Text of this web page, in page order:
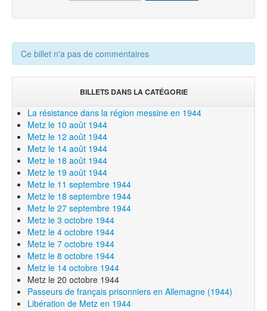
Ce billet n'a pas de commentaires
BILLETS DANS LA CATÉGORIE
La résistance dans la région messine en 1944
Metz le 10 août 1944
Metz le 12 août 1944
Metz le 14 août 1944
Metz le 18 août 1944
Metz le 19 août 1944
Metz le 11 septembre 1944
Metz le 18 septembre 1944
Metz le 27 septembre 1944
Metz le 3 octobre 1944
Metz le 4 octobre 1944
Metz le 7 octobre 1944
Metz le 8 octobre 1944
Metz le 14 octobre 1944
Metz le 20 octobre 1944
Passeurs de français prisonniers en Allemagne (1944)
Libération de Metz en 1944